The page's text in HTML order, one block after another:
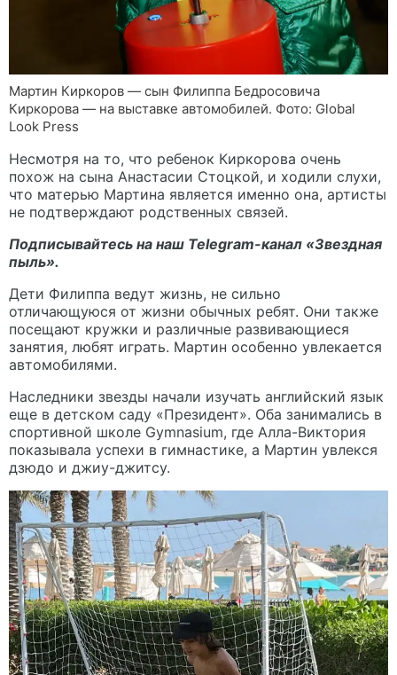
Мартин Киркоров — сын Филиппа Бедросовича
Киркорова — на выставке автомобилей. Фото: Global
Look Press
Несмотря на то, что ребенок Киркорова очень
похож на сына Анастасии Стоцкой, и ходили слухи,
что матерью Мартина является именно она, артисты
не подтверждают родственных связей.
Подписывайтесь на наш Telegram-канал «Звездная
пыль».
Дети Филиппа ведут жизнь, не сильно
отличающуюся от жизни обычных ребят. Они также
посещают кружки и различные развивающиеся
занятия, любят играть. Мартин особенно увлекается
автомобилями.
Наследники звезды начали изучать английский язык
еще в детском саду «Президент». Оба занимались в
спортивной школе Gymnasium, где Алла-Виктория
показывала успехи в гимнастике, а Мартин увлекся
дзюдо и джиу-джитсу.